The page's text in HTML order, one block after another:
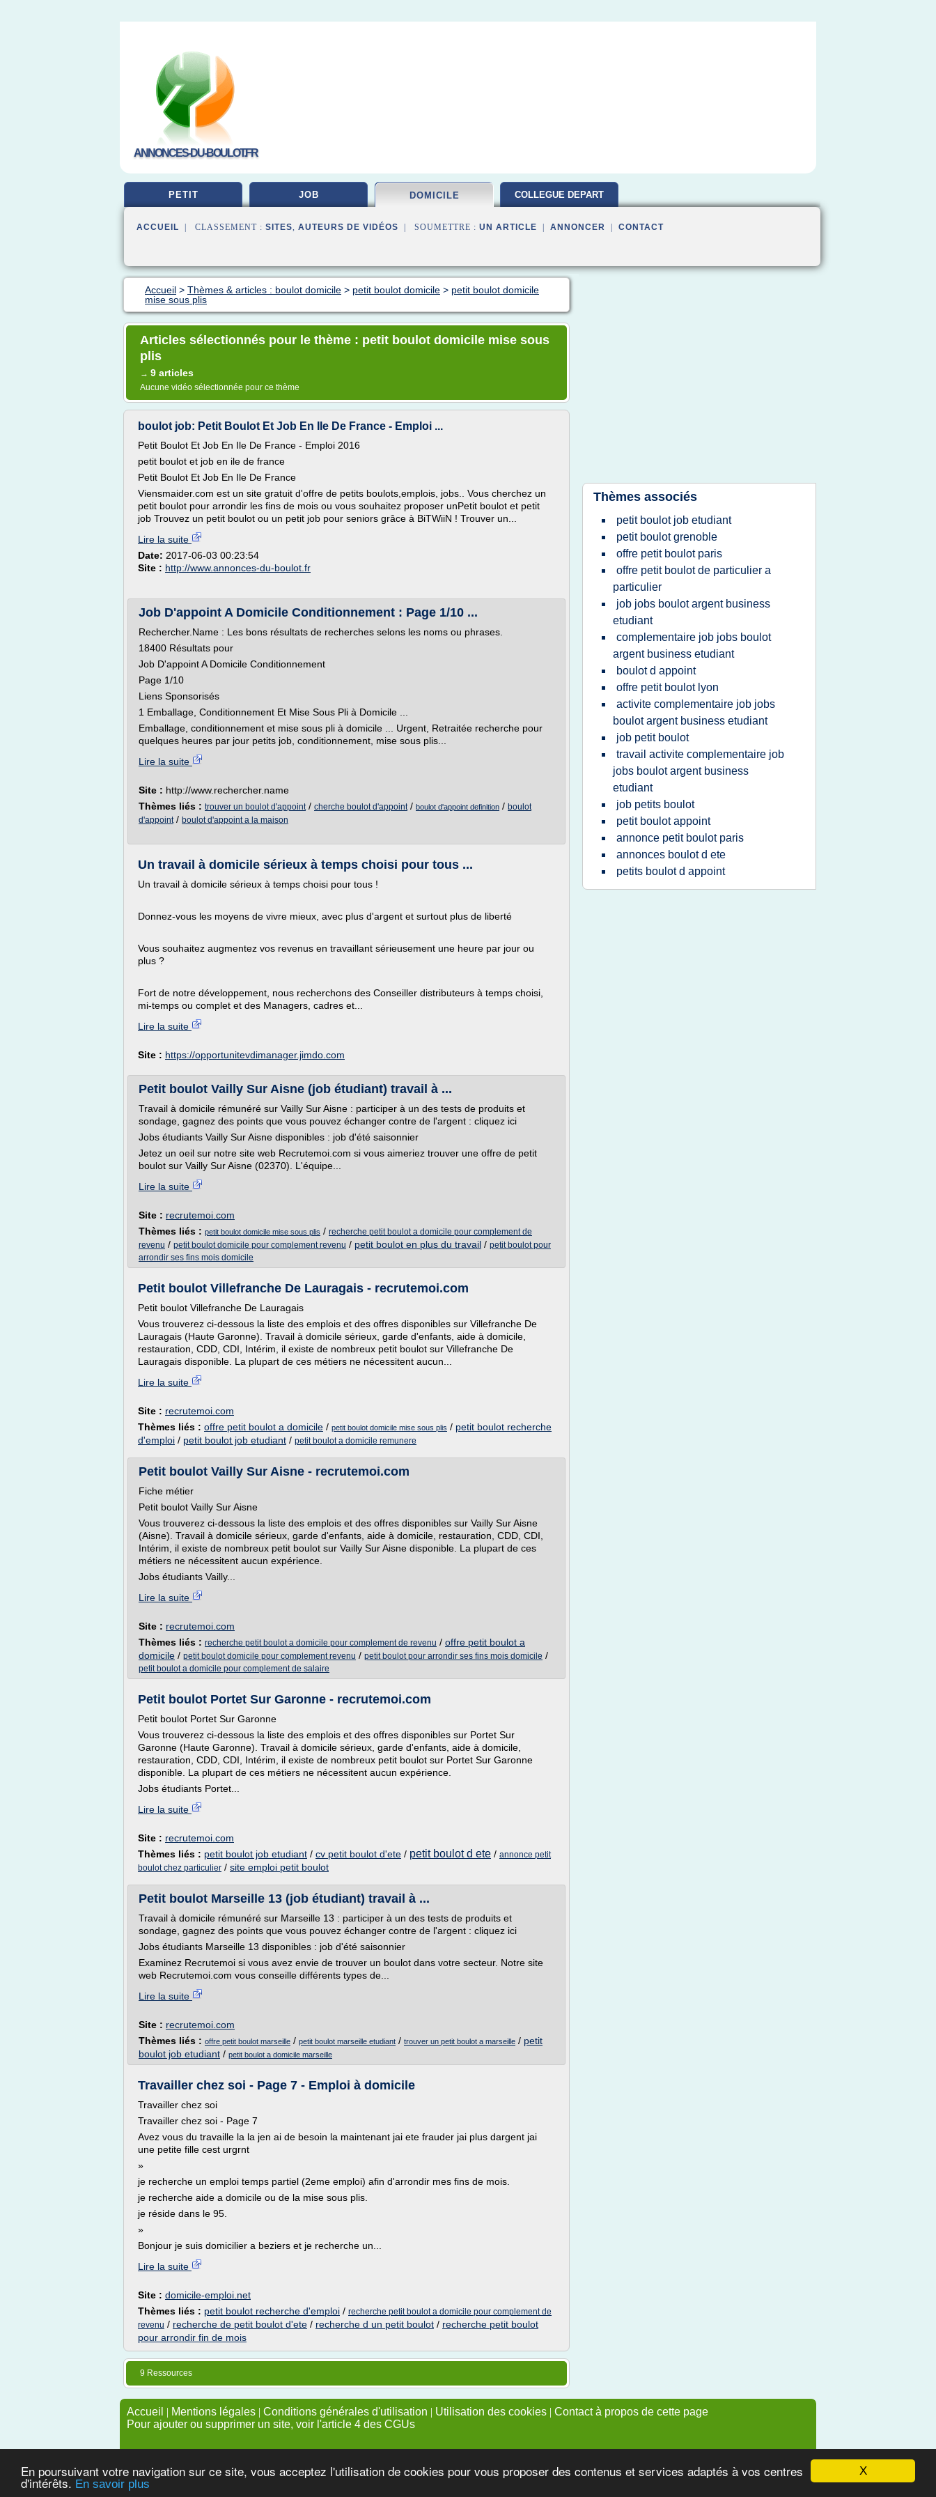
X
En poursuivant votre navigation sur ce site, vous acceptez l'utilisation de cookies pour vous proposer des contenus et services adaptés à vos centres
d'intérêts. En savoir plus
ANNONCES-DU-BOULOT.FR
PETIT JOB DOMICILE COLLEGUE DEPART
ACCUEIL | CLASSEMENT : SITES, AUTEURS DE VIDÉOS | SOUMETTRE : UN ARTICLE ANNONCER CONTACT
Accueil > Thèmes & articles : boulot domicile > petit boulot domicile > petit boulot domicile
mise sous plis
Articles sélectionnés pour le thème : petit boulot domicile mise sous
plis
→ 9 articles
Aucune vidéo sélectionnée pour ce thème
boulot job: Petit Boulot Et Job En Ile De France - Emploi ...
Petit Boulot Et Job En Ile De France - Emploi 2016
petit boulot et job en ile de france
Petit Boulot Et Job En Ile De France
Viensmaider.com est un site gratuit d'offre de petits boulots,emplois, jobs.. Vous cherchez un
petit boulot pour arrondir les fins de mois ou vous souhaitez proposer unPetit boulot et petit
job Trouvez un petit boulot ou un petit job pour seniors grâce à BiTWiiN ! Trouver un...
Lire la suite
Date: 2017-06-03 00:23:54
Site : http://www.annonces-du-boulot.fr
Job D'appoint A Domicile Conditionnement : Page 1/10 ...
Rechercher.Name : Les bons résultats de recherches selons les noms ou phrases.
18400 Résultats pour
Job D'appoint A Domicile Conditionnement
Page 1/10
Liens Sponsorisés
1 Emballage, Conditionnement Et Mise Sous Pli à Domicile ...
Emballage, conditionnement et mise sous pli à domicile ... Urgent, Retraitée recherche pour
quelques heures par jour petits job, conditionnement, mise sous plis...
Lire la suite
Site : http://www.rechercher.name
Thèmes liés : trouver un boulot d'appoint/ cherche boulot d'appoint/ boulot d'appoint definition / boulot
d'appoint/ boulot d'appoint a la maison
Un travail à domicile sérieux à temps choisi pour tous ...
Un travail à domicile sérieux à temps choisi pour tous !
Donnez-vous les moyens de vivre mieux, avec plus d'argent et surtout plus de liberté
Vous souhaitez augmentez vos revenus en travaillant sérieusement une heure par jour ou
plus ?
Fort de notre développement, nous recherchons des Conseiller distributeurs à temps choisi,
mi-temps ou complet et des Managers, cadres et...
Lire la suite
Site : https://opportunitevdimanager.jimdo.com
Petit boulot Vailly Sur Aisne (job étudiant) travail à ...
Travail à domicile rémunéré sur Vailly Sur Aisne : participer à un des tests de produits et
sondage, gagnez des points que vous pouvez échanger contre de l'argent : cliquez ici
Jobs étudiants Vailly Sur Aisne disponibles : job d'été saisonnier
Jetez un oeil sur notre site web Recrutemoi.com si vous aimeriez trouver une offre de petit
boulot sur Vailly Sur Aisne (02370). L'équipe...
Lire la suite
Site : recrutemoi.com
Thèmes liés : petit boulot domicile mise sous plis / recherche petit boulot a domicile pour complement de
revenu / petit boulot domicile pour complement revenu / petit boulot en plus du travail / petit boulot pour
arrondir ses fins mois domicile
Petit boulot Villefranche De Lauragais - recrutemoi.com
Petit boulot Villefranche De Lauragais
Vous trouverez ci-dessous la liste des emplois et des offres disponibles sur Villefranche De
Lauragais (Haute Garonne). Travail à domicile sérieux, garde d'enfants, aide à domicile,
restauration, CDD, CDI, Intérim, il existe de nombreux petit boulot sur Villefranche De
Lauragais disponible. La plupart de ces métiers ne nécessitent aucun...
Lire la suite
Site : recrutemoi.com
Thèmes liés : offre petit boulot a domicile / petit boulot domicile mise sous plis / petit boulot recherche
d'emploi / petit boulot job etudiant / petit boulot a domicile remunere
Petit boulot Vailly Sur Aisne - recrutemoi.com
Fiche métier
Petit boulot Vailly Sur Aisne
Vous trouverez ci-dessous la liste des emplois et des offres disponibles sur Vailly Sur Aisne
(Aisne). Travail à domicile sérieux, garde d'enfants, aide à domicile, restauration, CDD, CDI,
Intérim, il existe de nombreux petit boulot sur Vailly Sur Aisne disponible. La plupart de ces
métiers ne nécessitent aucun expérience.
Jobs étudiants Vailly...
Lire la suite
Site : recrutemoi.com
Thèmes liés : recherche petit boulot a domicile pour complement de revenu / offre petit boulot a
domicile / petit boulot domicile pour complement revenu / petit boulot pour arrondir ses fins mois domicile /
petit boulot a domicile pour complement de salaire
Petit boulot Portet Sur Garonne - recrutemoi.com
Petit boulot Portet Sur Garonne
Vous trouverez ci-dessous la liste des emplois et des offres disponibles sur Portet Sur
Garonne (Haute Garonne). Travail à domicile sérieux, garde d'enfants, aide à domicile,
restauration, CDD, CDI, Intérim, il existe de nombreux petit boulot sur Portet Sur Garonne
disponible. La plupart de ces métiers ne nécessitent aucun expérience.
Jobs étudiants Portet...
Lire la suite
Site : recrutemoi.com
Thèmes liés : petit boulot job etudiant / cv petit boulot d'ete / petit boulot d ete / annonce petit
boulot chez particulier / site emploi petit boulot
Petit boulot Marseille 13 (job étudiant) travail à ...
Travail à domicile rémunéré sur Marseille 13 : participer à un des tests de produits et
sondage, gagnez des points que vous pouvez échanger contre de l'argent : cliquez ici
Jobs étudiants Marseille 13 disponibles : job d'été saisonnier
Examinez Recrutemoi si vous avez envie de trouver un boulot dans votre secteur. Notre site
web Recrutemoi.com vous conseille différents types de...
Lire la suite
Site : recrutemoi.com
Thèmes liés : offre petit boulot marseille / petit boulot marseille etudiant / trouver un petit boulot a marseille / petit
boulot job etudiant / petit boulot a domicile marseille
Travailler chez soi - Page 7 - Emploi à domicile
Travailler chez soi
Travailler chez soi - Page 7
Avez vous du travaille la la jen ai de besoin la maintenant jai ete frauder jai plus dargent jai
une petite fille cest urgrnt
»
je recherche un emploi temps partiel (2eme emploi) afin d'arrondir mes fins de mois.
je recherche aide a domicile ou de la mise sous plis.
je réside dans le 95.
»
Bonjour je suis domicilier a beziers et je recherche un...
Lire la suite
Site : domicile-emploi.net
Thèmes liés : petit boulot recherche d'emploi / recherche petit boulot a domicile pour complement de
revenu / recherche de petit boulot d'ete / recherche d un petit boulot / recherche petit boulot
pour arrondir fin de mois
9 Ressources
Thèmes associés
petit boulot job etudiant
petit boulot grenoble
offre petit boulot paris
offre petit boulot de particulier a
particulier
job jobs boulot argent business
etudiant
complementaire job jobs boulot
argent business etudiant
boulot d appoint
offre petit boulot lyon
activite complementaire job jobs
boulot argent business etudiant
job petit boulot
travail activite complementaire job
jobs boulot argent business
etudiant
job petits boulot
petit boulot appoint
annonce petit boulot paris
annonces boulot d ete
petits boulot d appoint
Accueil | Mentions légales | Conditions générales d'utilisation | Utilisation des cookies | Contact à propos de cette page
Pour ajouter ou supprimer un site, voir l'article 4 des CGUs